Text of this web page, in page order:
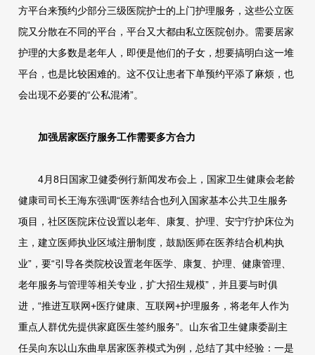
方平台来预约少部分三级医院护士的上门护理服务，这些公立医
院又分散在不同的平台，平台又大都由私立医院创办。需要居家
护理的大多数是老年人，即便是他们的子女，想要搞明白这一堆
平台，也是比较困难的。这不仅让患者下单预约平添了麻烦，也
会出现不必要的“公私混淆”。
加强居家医疗服务工作需要多方合力
4月8日国家卫健委例行新闻发布会上，国家卫生健康会老龄
健康司司长王海东强调“医养结合也列入国家基本公共卫生服务
项目，社区医院床位设置以老年、康复、护理、安宁疗护床位为
主，建立医师执业区域注册制度，鼓励医师在医养结合机构执
业”，要“引导各类院校设置老年医学、康复、护理、健康管理、
老年服务与管理等相关专业，扩大招生规模”，并且要与时俱
进，“推进互联网+医疗健康、互联网+护理服务，将老年人作为
重点人群优先提供家庭医生签约服务”。山东省卫生健康委副主
任吴向东以山东曲阜居家医养模式为例，总结了其中经验：一是